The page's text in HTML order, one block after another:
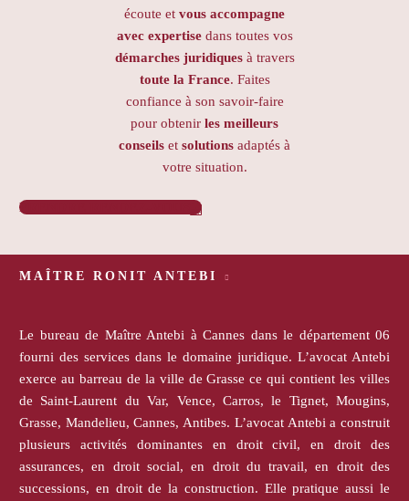
écoute et vous accompagne
avec expertisedans toutes vos
démarches juridiquesà travers
toute la France. Faites
confiance à son savoir-faire
pour obtenir les meilleurs
conseils et solutions adaptés à
votre situation.
PRENDRE RENDEZ-VOUS 
MAÎTRE RONIT ANTEBI
Le bureau de Maître Antebi à Cannes dans le département 06
fourni des services dans le domaine juridique. L’avocat Antebi
exerce au barreau de la ville de Grasse ce qui contient les villes
de Saint-Laurent du Var, Vence, Carros, le Tignet, Mougins,
Grasse, Mandelieu, Cannes, Antibes. L’avocat Antebi a construit
plusieurs activités dominantes en droit civil, en droit des
assurances, en droit social, en droit du travail, en droit des
successions, en droit de la construction. Elle pratique aussi le